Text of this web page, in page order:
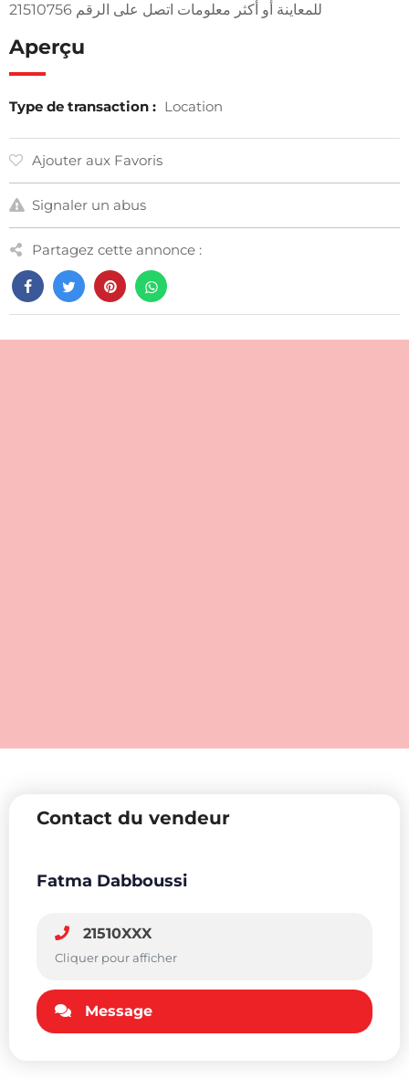
للمعاينة أو أكثر معلومات اتصل على الرقم 21510756
Aperçu
Type de transaction : Location
Ajouter aux Favoris
Signaler un abus
Partagez cette annonce :
Contact du vendeur
Fatma Dabboussi
21510XXX
Cliquer pour afficher
Message